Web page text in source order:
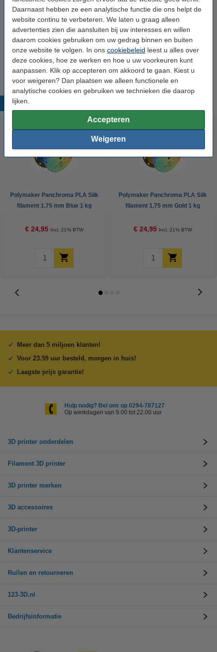
Daarnaast hebben ze een analytische functie die ons helpt de
website continu te verbeteren. We laten u graag alleen
advertenties zien die aansluiten bij uw interesses en willen
daarom cookies gebruiken om uw gedrag binnen en buiten
onze website te volgen. In ons cookiebeleid leest u alles over
deze cookies, hoe ze werken en hoe u uw voorkeuren kunt
aanpassen. Klik op accepteren om akkoord te gaan. Kiest u
voor weigeren? Dan plaatsen we alleen functionele en
analytische cookies en gebruiken we technieken die daarop
lijken.
Accepteren
Weigeren
Spoel binnendiameter: Ø 5,5 cm
Spoel breedte: 6,8 cm
Ons Artikelnr: DFP14447
Vervangt artikelnr oud: DFP14327
Polymaker Panchroma PLA Silk
filament 1,75 mm Blue 1 kg
€ 24,95 Incl. 21% BTW
Polymaker Panchroma PLA Silk
filament 1,75 mm Gold 1 kg
€ 24,95 Incl. 21% BTW
Meer dan 5 miljoen klanten!
Voor 23.59 uur besteld, morgen in huis!
Laagste prijs garantie!
Hulp nodig? Bel ons op 0294-787127
Op werkdagen van 9.00 tot 22.00 uur
3D printer onderdelen
Filament 3D printer
3D printer merken
3D accessoires
3D-printer
Klantenservice
Ruilen en retourneren
123-3D.nl
Bedrijfsinformatie